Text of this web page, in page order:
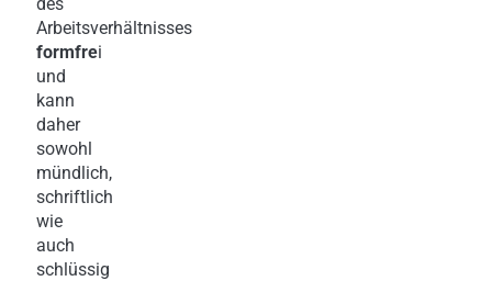
Arbeitsverhältnisses
formfrei
und
kann
daher
sowohl
mündlich,
schriftlich
wie
auch
schlüssig